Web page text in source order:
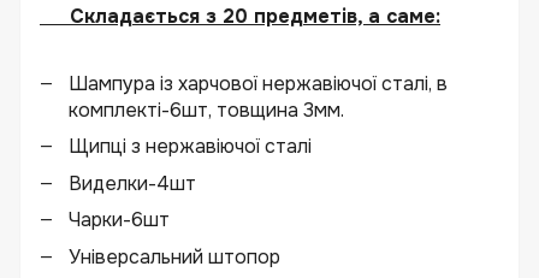
Складається з 20 предметів, а саме:
Шампура із харчової нержавіючої сталі, в
комплекті-6шт, товщина 3мм.
Щипці з нержавіючої сталі
Виделки-4шт
Чарки-6шт
Універсальний штопор